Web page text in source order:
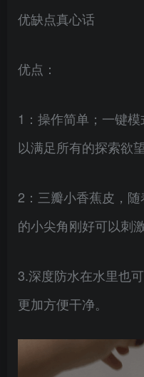
优缺点真心话
优点：
1：操作简单；一键
以满足所有的探索欲
2：三瓣小香蕉皮，
的小尖角刚好可以刺激
3.深度防水在水里也
更加方便干净。